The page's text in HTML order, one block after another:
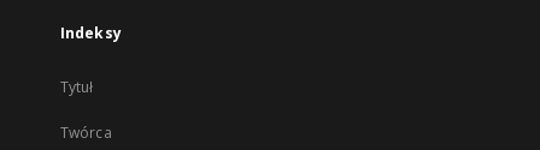
Indeksy
Tytuł
Twórca